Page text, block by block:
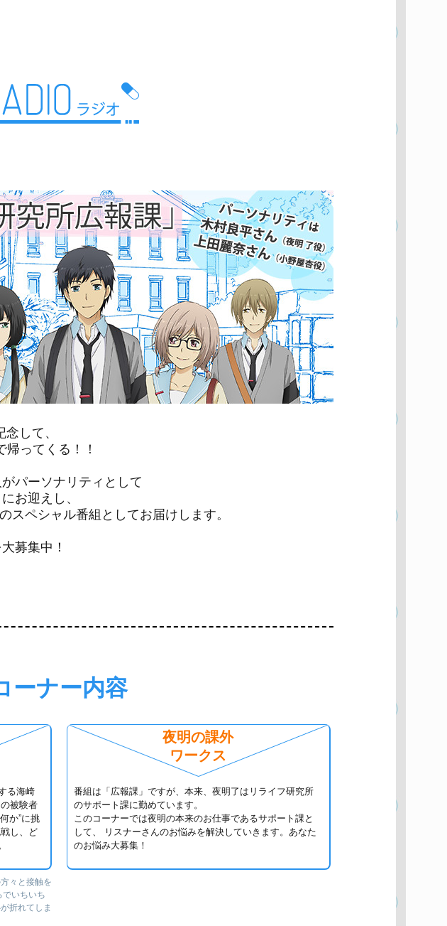
して、
帰ってくる！！
パーソナリティとして
お迎えし、
スペシャル番組としてお届けします。
募集中！
ーナー内容
る海崎
被験者
か”に挑
し、ど
々と接触を
いちいち
折れてしま
夜明の課外
ワークス
番組は「広報課」ですが、本来、夜明了はリライフ研究所
のサポート課に勤めています。
このコーナーでは夜明の本来のお仕事であるサポート課と
して、 リスナーさんのお悩みを解決していきます。あなた
のお悩み大募集！